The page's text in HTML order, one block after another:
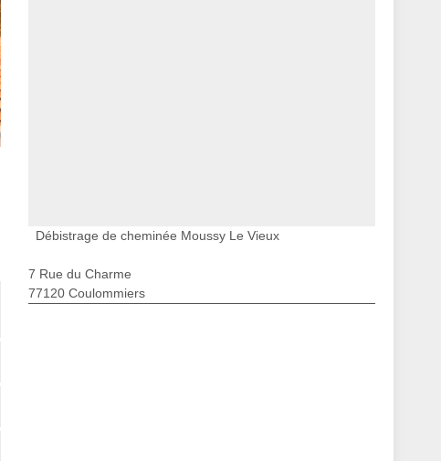
Débistrage de cheminée Moussy Le Vieux
7 Rue du Charme
77120 Coulommiers